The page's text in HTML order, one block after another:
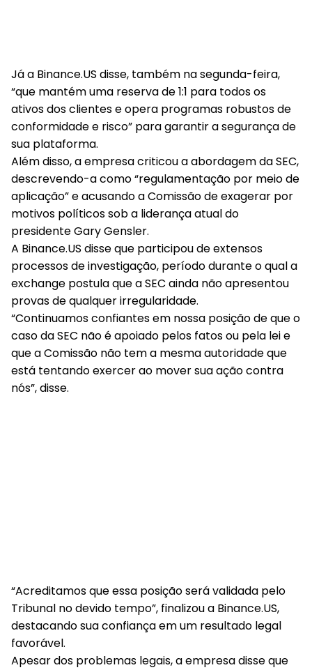
Já a Binance.US disse, também na segunda-feira,
“que mantém uma reserva de 1:1 para todos os
ativos dos clientes e opera programas robustos de
conformidade e risco” para garantir a segurança de
sua plataforma.
Além disso, a empresa criticou a abordagem da SEC,
descrevendo-a como “regulamentação por meio de
aplicação” e acusando a Comissão de exagerar por
motivos políticos sob a liderança atual do
presidente Gary Gensler.
A Binance.US disse que participou de extensos
processos de investigação, período durante o qual a
exchange postula que a SEC ainda não apresentou
provas de qualquer irregularidade.
“Continuamos confiantes em nossa posição de que o
caso da SEC não é apoiado pelos fatos ou pela lei e
que a Comissão não tem a mesma autoridade que
está tentando exercer ao mover sua ação contra
nós”, disse.
“Acreditamos que essa posição será validada pelo
Tribunal no devido tempo”, finalizou a Binance.US,
destacando sua confiança em um resultado legal
favorável.
Apesar dos problemas legais, a empresa disse que